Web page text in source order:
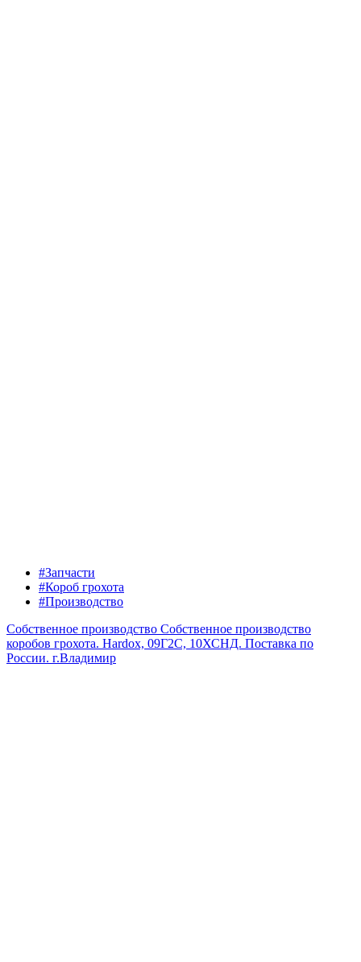
#Запчасти
#Короб грохота
#Производство
Собственное производство Собственное производство
коробов грохота. Hardox, 09Г2С, 10ХСНД. Поставка по
России. г.Владимир